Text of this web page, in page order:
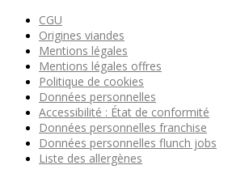
CGU
Origines viandes
Mentions légales
Mentions légales offres
Politique de cookies
Données personnelles
Accessibilité : État de conformité
Données personnelles franchise
Données personnelles flunch jobs
Liste des allergènes